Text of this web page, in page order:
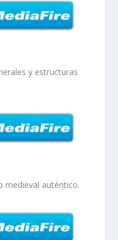
y estructuras
medieval auténtico.